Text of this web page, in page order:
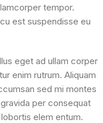
tempor.
est suspendisse eu
eget ad ullam corper
enim rutrum. Aliquam
sed mi montes
per consequat
elem entum.